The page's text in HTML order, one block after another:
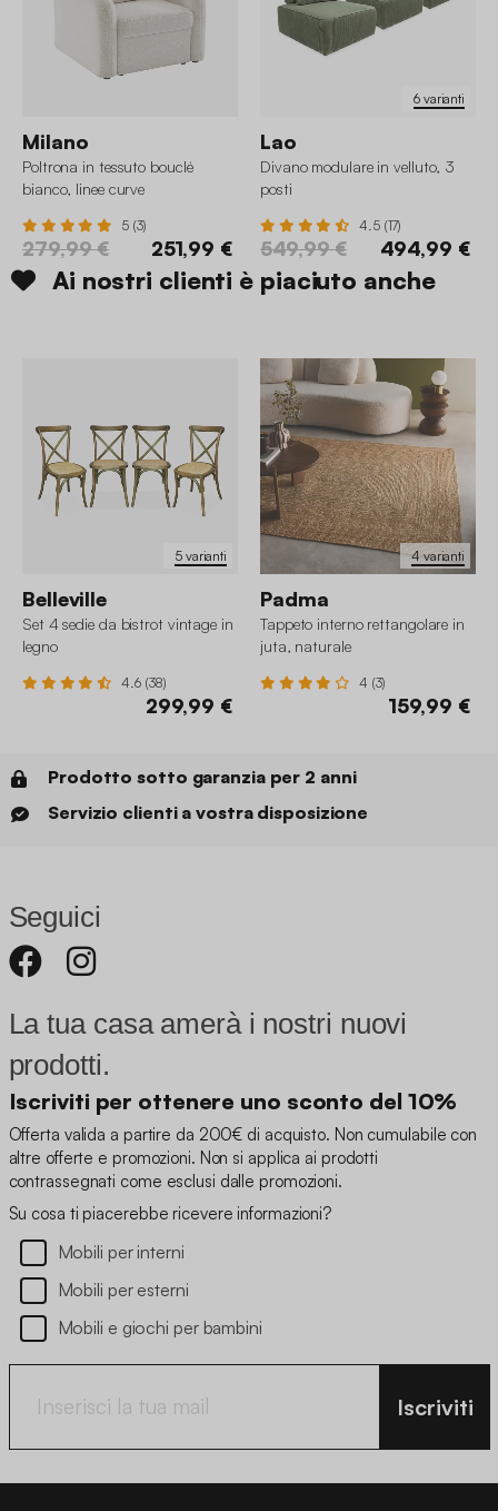
Milano
Poltrona in tessuto bouclé
bianco, linee curve
5 (3)
279,99 € 251,99 €
6 varianti
Lao
Divano modulare in velluto, 3
posti
4.5 (17)
549,99 € 494,99 €
Ai nostri clienti è piaciuto anche
5 varianti
Belleville
Set 4 sedie da bistrot vintage in
legno
4.6 (38)
299,99 €
4 varianti
Padma
Tappeto interno rettangolare in
juta, naturale
4 (3)
159,99 €
Prodotto sotto garanzia per 2 anni
Servizio clienti a vostra disposizione
Seguici
La tua casa amerà i nostri nuovi
prodotti.
Iscriviti per ottenere uno sconto del 10%
Offerta valida a partire da 200€ di acquisto. Non cumulabile con
altre offerte e promozioni. Non si applica ai prodotti
contrassegnati come esclusi dalle promozioni.
Su cosa ti piacerebbe ricevere informazioni?
Mobili per interni
Mobili per esterni
Mobili e giochi per bambini
Iscriviti